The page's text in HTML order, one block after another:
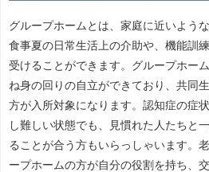
グループホームとは、家庭に近いよう
食事夏の日常生活上の介助や、機能訓
受けることができます。グループホー
ね身の回りの自立ができており、共同
方が入所対象になります。認知症の症
し難しい状態でも、見慣れた人たちと
ることが合う方もいらっしゃいます。
ープホームの方が自分の役割を持ち、